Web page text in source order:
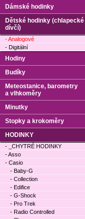
Dámské hodinky
Dětské hodinky (chlapecké
dívčí)
- Analogové
- Digitální
Hodiny
Budíky
Meteostanice, barometry
a vlhkoměry
Minutky
Stopky a krokoměry
HODINKY
- _CHYTRÉ HODINKY
- Asso
- Casio
- Baby-G
- Collection
- Edifice
- G-Shock
- Pro Trek
- Radio Controlled